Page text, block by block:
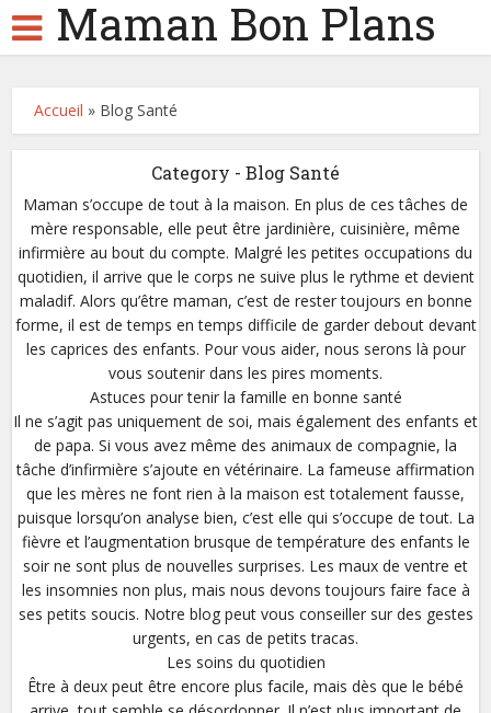
Maman Bon Plans
Accueil » Blog Santé
Category - Blog Santé
Maman s’occupe de tout à la maison. En plus de ces tâches de
mère responsable, elle peut être jardinière, cuisinière, même
infirmière au bout du compte. Malgré les petites occupations du
quotidien, il arrive que le corps ne suive plus le rythme et devient
maladif. Alors qu’être maman, c’est de rester toujours en bonne
forme, il est de temps en temps difficile de garder debout devant
les caprices des enfants. Pour vous aider, nous serons là pour
vous soutenir dans les pires moments.
Astuces pour tenir la famille en bonne santé
Il ne s’agit pas uniquement de soi, mais également des enfants et
de papa. Si vous avez même des animaux de compagnie, la
tâche d’infirmière s’ajoute en vétérinaire. La fameuse affirmation
que les mères ne font rien à la maison est totalement fausse,
puisque lorsqu’on analyse bien, c’est elle qui s’occupe de tout. La
fièvre et l’augmentation brusque de température des enfants le
soir ne sont plus de nouvelles surprises. Les maux de ventre et
les insomnies non plus, mais nous devons toujours faire face à
ses petits soucis. Notre blog peut vous conseiller sur des gestes
urgents, en cas de petits tracas.
Les soins du quotidien
Être à deux peut être encore plus facile, mais dès que le bébé